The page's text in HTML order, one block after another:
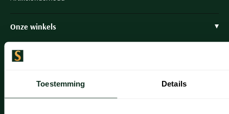
Toestemming Details
Onze winkels
Onze winkels